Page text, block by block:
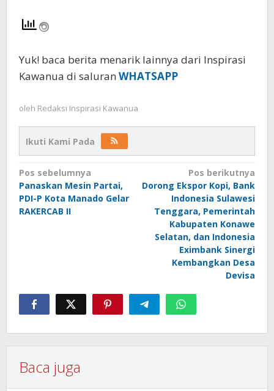
Yuk! baca berita menarik lainnya dari Inspirasi
Kawanua di saluran WHATSAPP
oleh Redaksi Inspirasi Kawanua
Ikuti Kami Pada
Navigasi
pos
Pos sebelumnya
Panaskan Mesin Partai,
PDI-P Kota Manado Gelar
RAKERCAB II
Pos berikutnya
Dorong Ekspor Kopi, Bank
Indonesia Sulawesi
Tenggara, Pemerintah
Kabupaten Konawe
Selatan, dan Indonesia
Eximbank Sinergi
Kembangkan Desa
Devisa
Baca juga